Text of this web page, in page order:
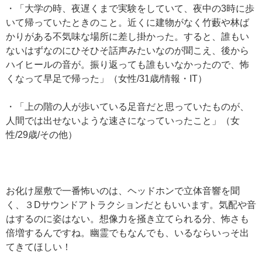
・「大学の時、夜遅くまで実験をしていて、夜中の3時に歩
いて帰っていたときのこと。近くに建物がなく竹藪や林ば
かりがある不気味な場所に差し掛かった。すると、誰もい
ないはずなのにひそひそ話声みたいなのが聞こえ、後から
ハイヒールの音が。振り返っても誰もいなかったので、怖
くなって早足で帰った」（女性/31歳/情報・IT）
・「上の階の人が歩いている足音だと思っていたものが、
人間では出せないような速さになっていったこと」（女
性/29歳/その他）
お化け屋敷で一番怖いのは、ヘッドホンで立体音響を聞
く、３Dサウンドアトラクションだともいいます。気配や音
はするのに姿はない。想像力を掻き立てられる分、怖さも
倍増するんですね。幽霊でもなんでも、いるならいっそ出
てきてほしい！